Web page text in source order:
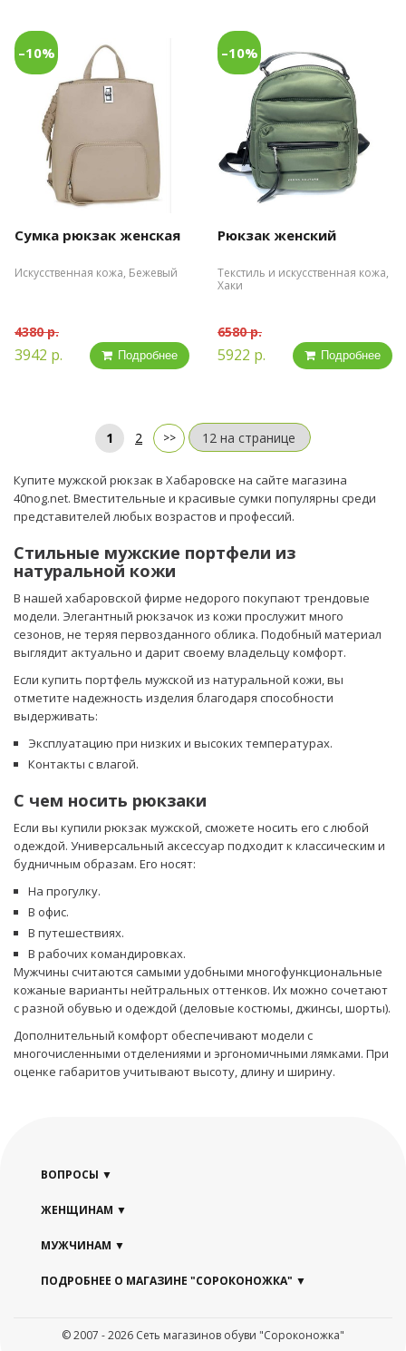
–10%
Сумка рюкзак женская
Искусственная кожа, Бежевый
4380 р.
3942 р. Подробнее
–10%
Рюкзак женский
Текстиль и искусственная кожа,
Хаки
6580 р.
5922 р. Подробнее
1 2
Купите мужской рюкзак в Хабаровске на сайте магазина
40nog.net. Вместительные и красивые сумки популярны среди
представителей любых возрастов и профессий.
Стильные мужские портфели из
натуральной кожи
В нашей хабаровской фирме недорого покупают трендовые
модели. Элегантный рюкзачок из кожи прослужит много
сезонов, не теряя первозданного облика. Подобный материал
выглядит актуально и дарит своему владельцу комфорт.
Если купить портфель мужской из натуральной кожи, вы
отметите надежность изделия благодаря способности
выдерживать:
Эксплуатацию при низких и высоких температурах.
Контакты с влагой.
С чем носить рюкзаки
Если вы купили рюкзак мужской, сможете носить его с любой
одеждой. Универсальный аксессуар подходит к классическим и
будничным образам. Его носят:
На прогулку.
В офис.
В путешествиях.
В рабочих командировках.
Мужчины считаются самыми удобными многофункциональные
кожаные варианты нейтральных оттенков. Их можно сочетают
с разной обувью и одеждой (деловые костюмы, джинсы, шорты).
Дополнительный комфорт обеспечивают модели с
многочисленными отделениями и эргономичными лямками. При
оценке габаритов учитывают высоту, длину и ширину.
ВОПРОСЫ
ЖЕНЩИНАМ
МУЖЧИНАМ
ПОДРОБНЕЕ О МАГАЗИНЕ "СОРОКОНОЖКА"
© 2007 - 2026 Сеть магазинов обуви "Сороконожка"